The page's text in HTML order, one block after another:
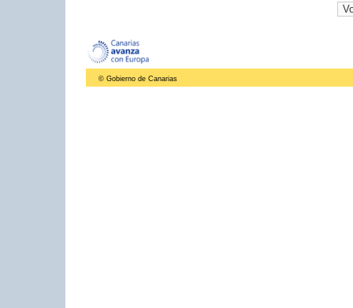
© Gobierno de Canarias